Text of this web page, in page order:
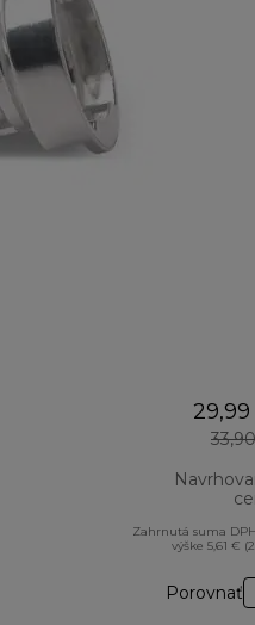
Zahrnutá suma
výške 5,61 €
Porovnať